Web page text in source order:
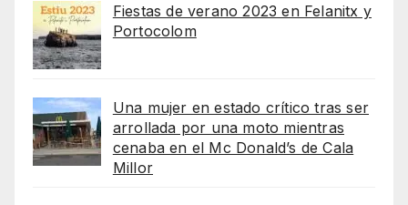
Fiestas de verano 2023 en Felanitx y
Portocolom
Una mujer en estado crítico tras ser
arrollada por una moto mientras
cenaba en el Mc Donald’s de Cala
Millor